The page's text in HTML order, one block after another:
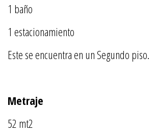
1 baño
1 estacionamiento
Este se encuentra en un Segundo piso.
Metraje
52 mt2